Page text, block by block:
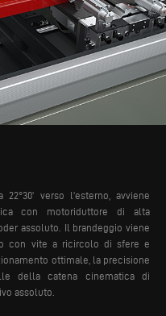
verso l’esterno, avviene
con motoriduttore di alta
assoluto. Il brandeggio viene
con vite a ricircolo di sfere e
ottimale, la precisione
della catena cinematica di
assoluto.